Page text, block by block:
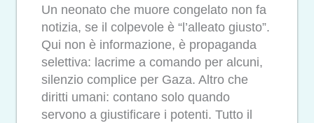
Un neonato che muore congelato non fa
notizia, se il colpevole è “l’alleato giusto”.
Qui non è informazione, è propaganda
selettiva: lacrime a comando per alcuni,
silenzio complice per Gaza. Altro che
diritti umani: contano solo quando
servono a giustificare i potenti. Tutto il